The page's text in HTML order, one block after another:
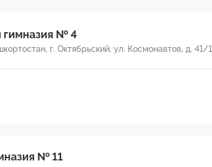
гимназия № 4
г. Октябрьский, ул. Космонавтов, д. 41/1
№ 11